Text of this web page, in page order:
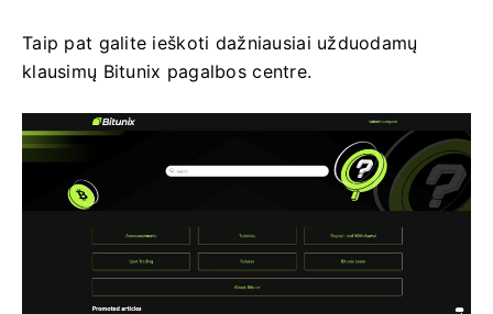
Taip pat galite ieškoti dažniausiai užduodamų
klausimų Bitunix pagalbos centre.